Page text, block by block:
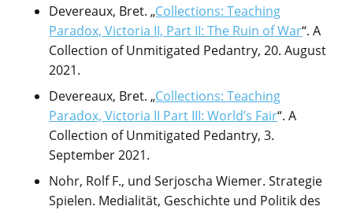
Devereaux, Bret. „Collections: Teaching
Paradox, Victoria II, Part II: The Ruin of War“. A
Collection of Unmitigated Pedantry, 20. August
2021.
Devereaux, Bret. „Collections: Teaching
Paradox, Victoria II Part III: World’s Fair“. A
Collection of Unmitigated Pedantry, 3.
September 2021.
Nohr, Rolf F., und Serjoscha Wiemer. Strategie
Spielen. Medialität, Geschichte und Politik des